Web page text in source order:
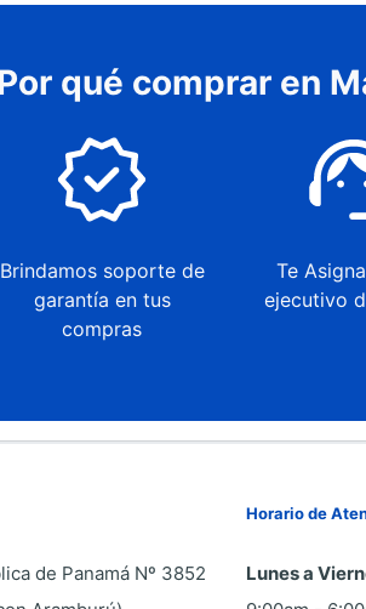
qué comprar en
Brindamos soporte de
garantía en tus
compras
Te
ejecutivo
de Panamá Nº 3852
Horario de
Lunes a